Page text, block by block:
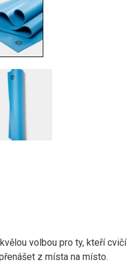
volbou pro ty, kteří cvičí
z místa na místo.